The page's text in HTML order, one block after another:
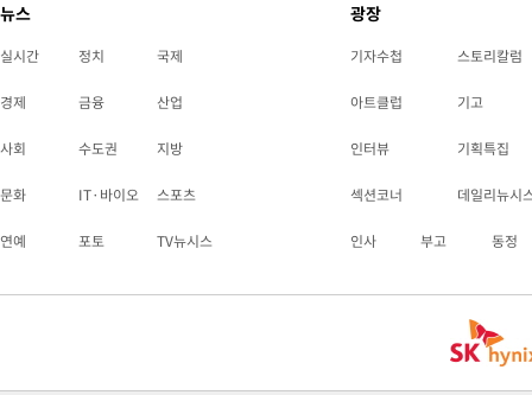
뉴스
실시간 정치 국제
경제 금융 산업
사회 수도권 지방
문화 IT·바이오 스포츠
연예 포토 TV뉴시스
광장
기자수첩 스토리칼럼
아트클럽 기고
인터뷰 기획특집
섹션코너 데일리뉴시
인사 부고 동정